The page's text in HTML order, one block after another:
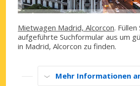
Mietwagen Madrid, Alcorcon.
aufgeführte Suchformular aus um
in Madrid, Alcorcon zu finden.
Mehr Informationen